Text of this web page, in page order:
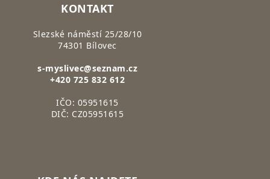
KONTAKT
Slezské náměstí 25/28/10
74301 Bílovec
s-myslivec@seznam.cz
+420 725 832 612
IČO: 05951615
DIČ: CZ05951615